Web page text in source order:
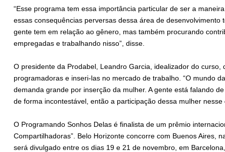
“Esse programa tem essa importância particular de ser a
essas consequências perversas dessa área de
gente tem em relação ao gênero, mas também procurando
empregadas e trabalhando nisso”, disse.
O presidente da Prodabel, Leandro Garcia, idealizador do
programadoras e inseri-las no mercado de trabalho. “O mundo
demanda grande por inserção da mulher. A gente está falando
de forma incontestável, então a participação dessa mulher nesse
O Programando Sonhos Delas é finalista de um prêmio
Compartilhadoras”. Belo Horizonte concorre com Buenos Aires,
será divulgado entre os dias 19 e 21 de novembro, em